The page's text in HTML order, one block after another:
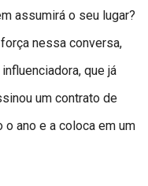
assumirá o seu lugar?
nessa conversa,
que já
um contrato de
o ano e a coloca em um